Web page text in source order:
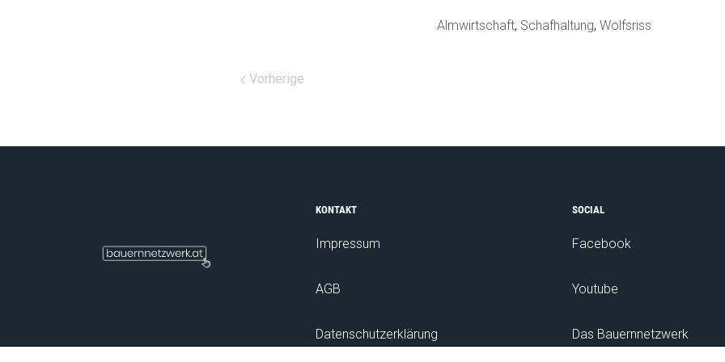
Almwirtschaft, Schafhaltung, Wolfsriss
Vorherige
KONTAKT
Impressum
AGB
Datenschutzerklärung
SOCIAL
Facebook
Youtube
Das Bauernnetzwerk